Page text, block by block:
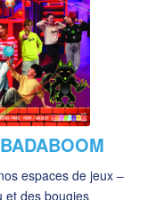
espaces de jeux –
et des bougies